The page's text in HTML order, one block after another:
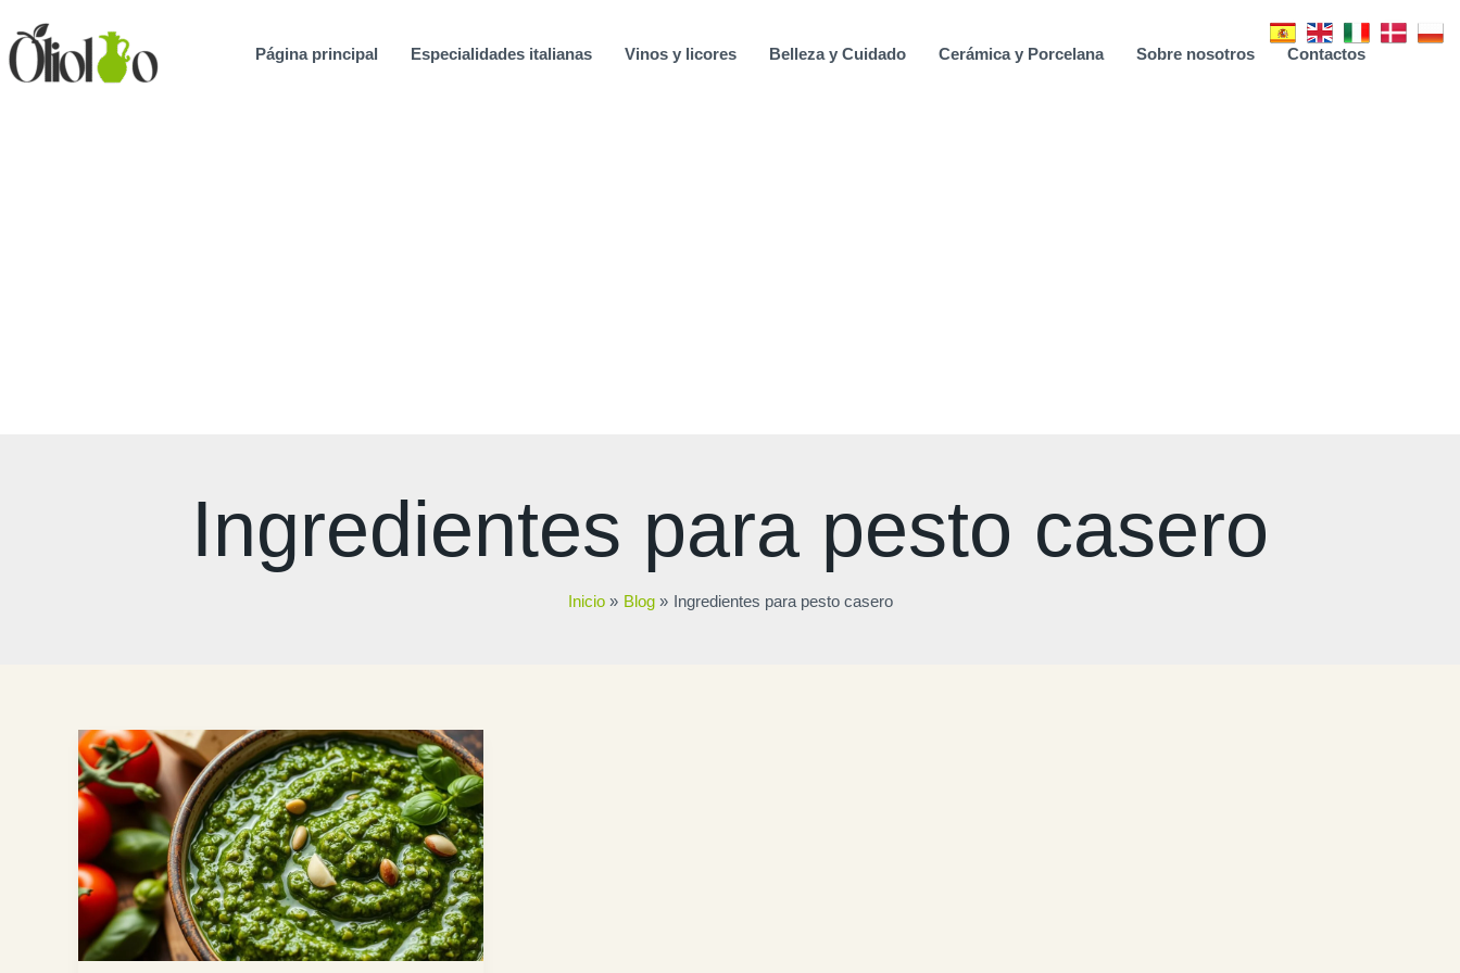
contenido
Página principal Especialidades italianas Vinos y licores Belleza y Cuidado Cerámica y Porcelana Sobre nosotros Contactos
Ingredientes para pesto casero
Inicio Blog Ingredientes para pesto casero